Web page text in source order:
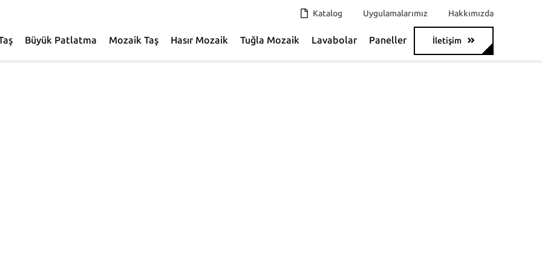
Katalog Uygulamalarımız Hakkımızda
Büyük Patlatma Mozaik Taş Hasır Mozaik Tuğla Mozaik Lavabolar Paneller İletişim